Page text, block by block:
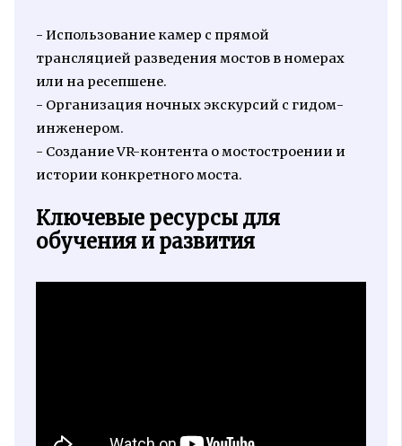
- Использование камер с прямой
трансляцией разведения мостов в номерах
или на ресепшене.
- Организация ночных экскурсий с гидом-
инженером.
- Создание VR-контента о мостостроении и
истории конкретного моста.
Ключевые ресурсы для
обучения и развития